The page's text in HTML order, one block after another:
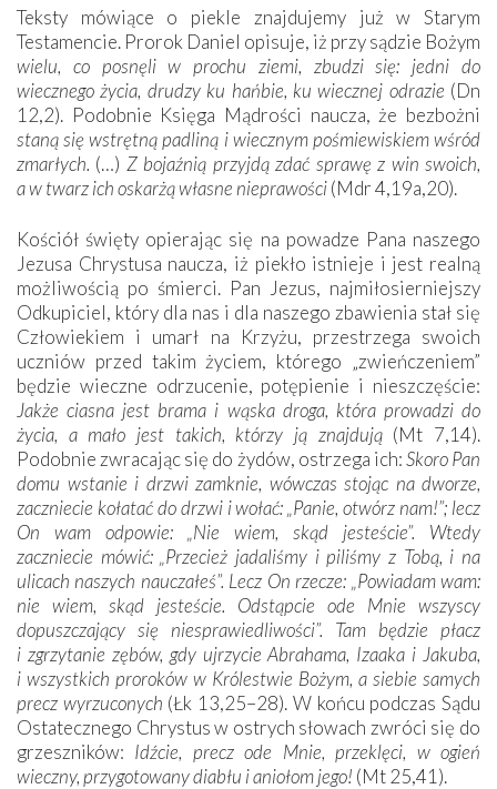
Teksty mówiące o piekle znajdujemy już w Starym
Testamencie. Prorok Daniel opisuje, iż przy sądzie Bożym
wielu, co posnęli w prochu ziemi, zbudzi się: jedni do
wiecznego życia, drudzy ku hańbie, ku wiecznej odrazie (Dn
12,2). Podobnie Księga Mądrości naucza, że bezbożni
staną się wstrętną padliną i wiecznym pośmiewiskiem wśród
zmarłych. (…) Z bojaźnią przyjdą zdać sprawę z win swoich,
a w twarz ich oskarżą własne nieprawości(Mdr 4,19a,20).
Kościół święty opierając się na powadze Pana naszego
Jezusa Chrystusa naucza, iż piekło istnieje i jest realną
możliwością po śmierci. Pan Jezus, najmiłosierniejszy
Odkupiciel, który dla nas i dla naszego zbawienia stał się
Człowiekiem i umarł na Krzyżu, przestrzega swoich
uczniów przed takim życiem, którego „zwieńczeniem”
będzie wieczne odrzucenie, potępienie i nieszczęście:
Jakże ciasna jest brama i wąska droga, która prowadzi do
życia, a mało jest takich, którzy ją znajdują(Mt 7,14).
Podobnie zwracając się do żydów, ostrzega ich:Skoro Pan
domu wstanie i drzwi zamknie, wówczas stojąc na dworze,
zaczniecie kołatać do drzwi i wołać: „Panie, otwórz nam!”; lecz
On wam odpowie: „Nie wiem, skąd jesteście”. Wtedy
zaczniecie mówić: „Przecież jadaliśmy i piliśmy z Tobą, i na
ulicach naszych nauczałeś”. Lecz On rzecze: „Powiadam wam:
nie wiem, skąd jesteście. Odstąpcie ode Mnie wszyscy
dopuszczający się niesprawiedliwości”. Tam będzie płacz
i zgrzytanie zębów, gdy ujrzycie Abrahama, Izaaka i Jakuba,
i wszystkich proroków w Królestwie Bożym, a siebie samych
precz wyrzuconych (Łk 13,25–28). W końcu podczas Sądu
Ostatecznego Chrystus w ostrych słowach zwróci się do
grzeszników: Idźcie, precz ode Mnie, przeklęci, w ogień
wieczny, przygotowany diabłu i aniołom jego! (Mt 25,41).